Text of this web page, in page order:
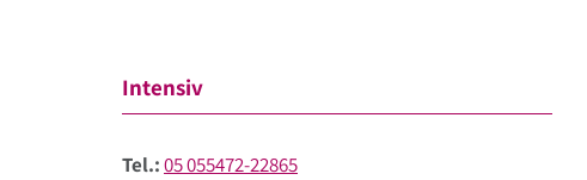
Intensiv
Tel.:05 055472-22865